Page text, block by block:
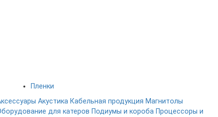
Пленки
Акустика Кабельная продукция Магнитолы
для катеров Подиумы и короба Процессоры и